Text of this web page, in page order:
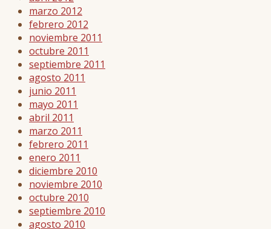
marzo 2012
febrero 2012
noviembre 2011
octubre 2011
septiembre 2011
agosto 2011
junio 2011
mayo 2011
abril 2011
marzo 2011
febrero 2011
enero 2011
diciembre 2010
noviembre 2010
octubre 2010
septiembre 2010
agosto 2010